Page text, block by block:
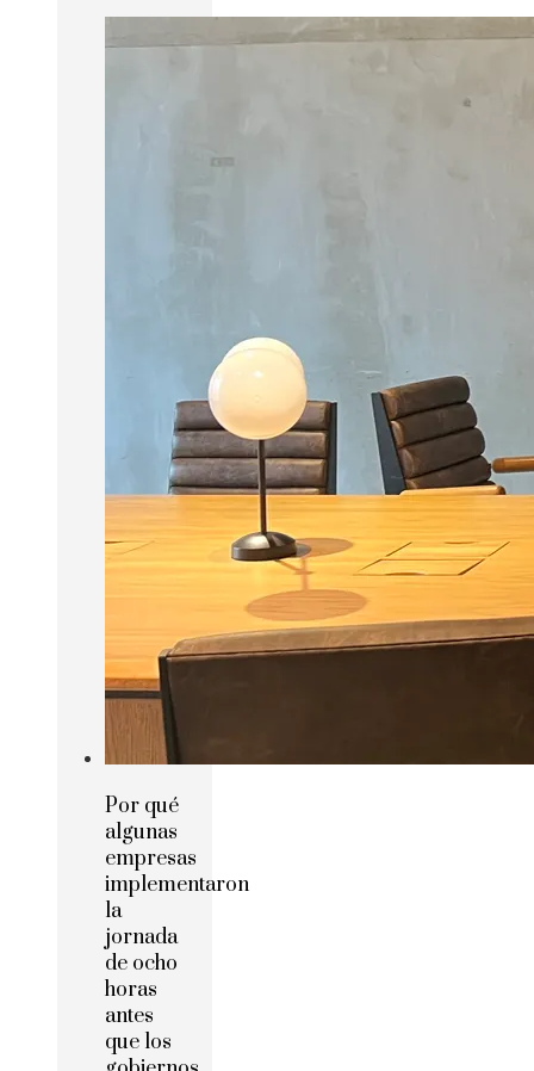
Por qué
algunas
empresas
implementaron
la
jornada
de ocho
horas
antes
que los